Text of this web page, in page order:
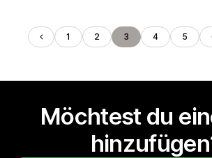
1 2 3 4 5
Möchtest du